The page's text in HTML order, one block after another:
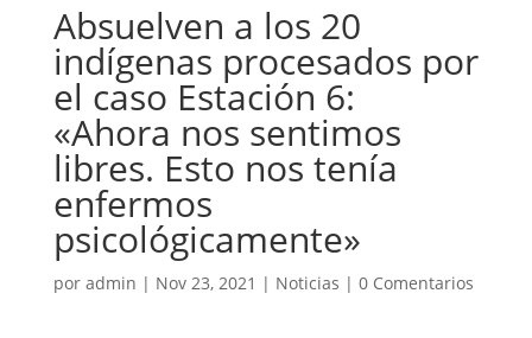
Absuelven a los 20
indígenas procesados por
el caso Estación 6:
«Ahora nos sentimos
libres. Esto nos tenía
enfermos
psicológicamente»
por admin | Nov 23, 2021 | Noticias | 0 Comentarios